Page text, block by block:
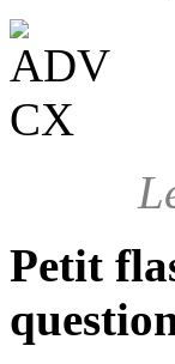
Petit